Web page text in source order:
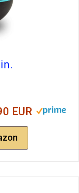
EUR